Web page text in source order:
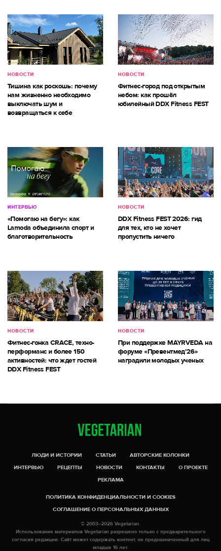
НОВОСТИ
Тишина как роскошь: почему
нам жизненно необходимо
выключать шум и
возвращаться к себе
НОВОСТИ
Фитнес-город под открытым
небом: как прошёл
юбилейный DDX Fitness FEST
ИНТЕРВЬЮ
«Помогаю на бегу»: как
Lamoda объединила спорт и
благотворительность
НОВОСТИ
DDX Fitness FEST 2026: гид
для тех, кто не хочет
пропустить ничего
НОВОСТИ
Фитнес-гонка CRACE, техно-
перформанс и более 150
активностей: что ждет гостей
DDX Fitness FEST
НОВОСТИ
При поддержке MAYRVEDA на
форуме «Превентмед’26»
наградили молодых ученых
ЛЮДИ И ИСТОРИИ СТАТЬИ
АВТОРСКИЕ КОЛОНКИ
ИНТЕРВЬЮ
РЕЦЕПТЫ НОВОСТИ КОНТАКТЫ
О ПРОЕКТЕ
РЕКЛАМА
ПОЛИТИКА КОНФИДЕНЦИАЛЬНОСТИ И COOKIES
СОГЛАШЕНИЕ О ПЕРСОНАЛЬНЫХ ДАННЫХ
© 2003–2026 Vegetarian.
Использование материалов Vegetarian разрешено только с предварительного
согласия редакции. Сайт может содержать контент, не предназначенный для лиц
младше 16 лет.